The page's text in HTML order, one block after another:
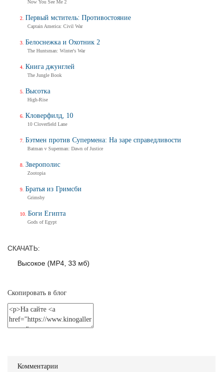
Балерина
Трейлер (на русском)
СКАЧАТЬ:
Высокое (MP4, 33 мб)
Скопировать в блог
Комментарии
Now You See Me 2
Первый мститель: Противостояние
Captain America: Civil War
Белоснежка и Охотник 2
The Huntsman: Winter's War
Книга джунглей
The Jungle Book
Высотка
High-Rise
Кловерфилд, 10
10 Cloverfield Lane
Бэтмен против Супермена: На заре справедливости
Batman v Superman: Dawn of Justice
Зверополис
Zootopia
Братья из Гримсби
Grimsby
Боги Египта
Gods of Egypt